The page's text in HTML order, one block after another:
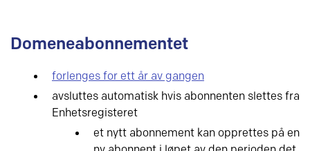
Domeneabonnementet
forlenges for ett år av gangen
avsluttes automatisk hvis abonnenten slettes fra
Enhetsregisteret
et nytt abonnement kan opprettes på en